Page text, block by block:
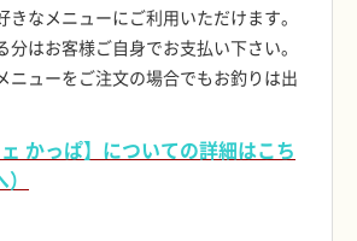
なメニューにご利用いただけます。
はお客様ご自身でお支払い下さい。
ューをご注文の場合でもお釣りは出
ェ かっぱ】についての詳細はこち